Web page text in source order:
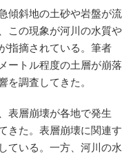
傾斜地の土砂や岩盤が流
この現象が河川の水質や
指摘されている。筆者
ートル程度の土層が崩落
を調査してきた。
表層崩壊が各地で発生
きた。表層崩壊に関連す
ている。一方、河川の水